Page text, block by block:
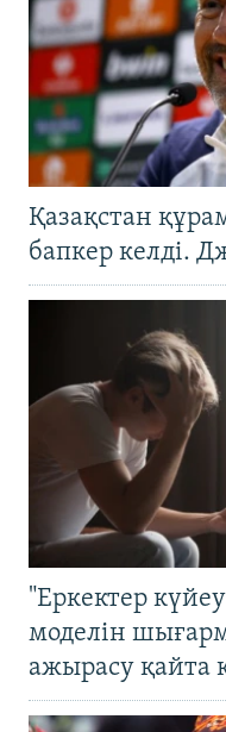
Қазақстан
бапкер келді.
"Еркектер
моделін
ажырасу қайта